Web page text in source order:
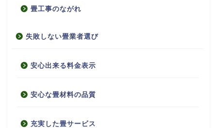
畳工事のながれ
失敗しない畳業者選び
安心出来る料金表示
安心な畳材料の品質
充実した畳サービス